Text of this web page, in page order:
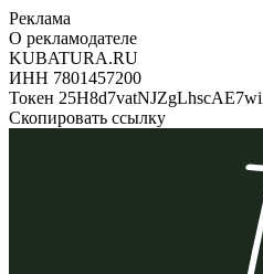
Реклама
О рекламодателе
KUBATURA.RU
ИНН 7801457200
Токен 25H8d7vatNJZgLhscAE7wi
Скопировать ссылку